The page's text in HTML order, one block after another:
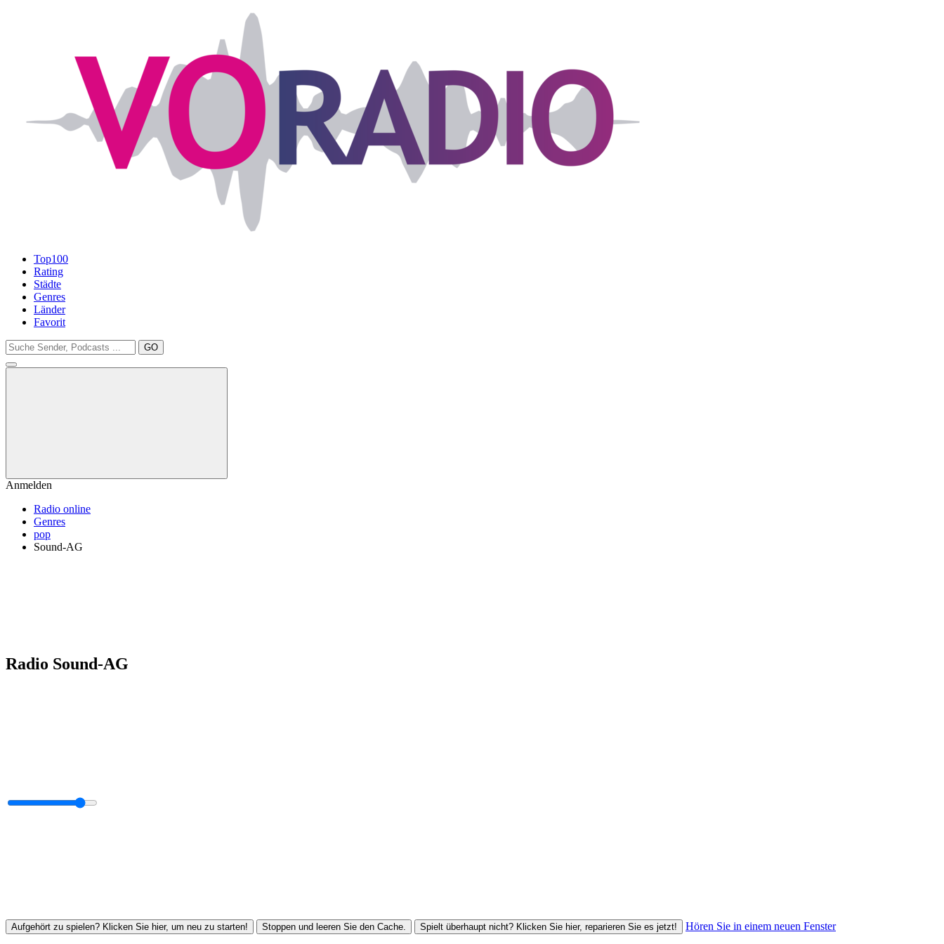
Top100
Rating
Städte
Genres
Länder
Favorit
GO
Anmelden
Radio online
Genres
pop
Sound-AG
Radio Sound-AG
Aufgehört zu spielen? Klicken Sie hier, um neu zu starten! Stoppen und leeren Sie den Cache. Spielt überhaupt nicht? Klicken Sie hier, reparieren Sie es jetzt! Hören Sie in einem neuen Fenster